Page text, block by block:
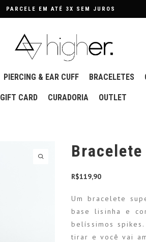
PARCELE EM ATÉ 3X SEM JUROS
PIERCING & EAR CUFF BRACELETES
GIFT CARD CURADORIA OUTLET
Bracelete
R$119,90
Um bracelete
base lisinha e
belíssimos
tirar e você vai